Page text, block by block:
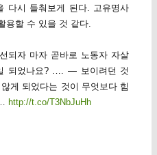
다시 들춰보게 된다. 고유명사
용할 수 있을 것 같다.
되자 마자 곧바로 노동자 자살
되었나요? …. — 보이려던 것
게 되었다는 것이 무엇보다 힘
http://t.co/T3NbJuHh